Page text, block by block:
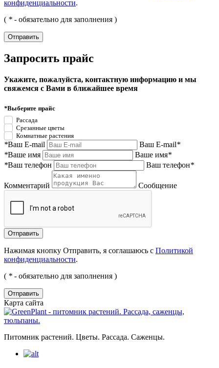
конфиденциальности.
( * - обязательно для заполнения )
Запросить прайс
Укажите, пожалуйста, контактную информацию и мы
свяжемся с Вами в ближайшее время
*Выберите прайс
Рассада
Срезанные цветы
Комнатные растения
*Ваш E-mail Ваш E-mail*
*Ваше имя Ваше имя*
*Ваш телефон Ваш телефон*
Комментарий Сообщение
Нажимая кнопку Отправить, я соглашаюсь с Политикой
конфиденциальности.
( * - обязательно для заполнения )
Отправить
Карта сайта
Питомник растений. Цветы. Рассада. Саженцы.